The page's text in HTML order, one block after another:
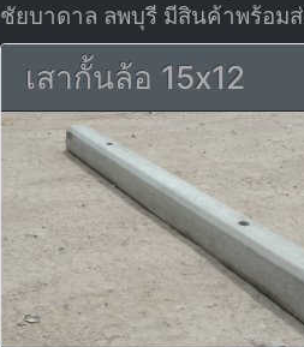
ชัยบาดาล ลพบุรี มีสินค้าพร้อม
เสากั้นล้อ 15x12